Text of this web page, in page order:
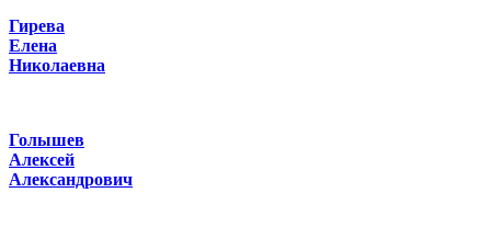
Гирева
Елена
Николаевна
Голышев
Алексей
Александрович